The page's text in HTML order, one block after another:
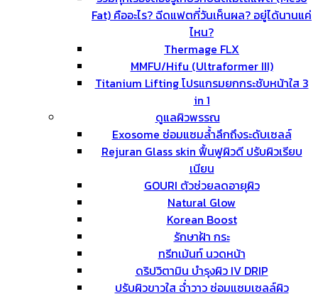
Fat) คืออะไร? ฉีดแฟตกี่วันเห็นผล? อยู่ได้นานแค่
ไหน?
Thermage FLX
MMFU/Hifu (Ultraformer III)
Titanium Lifting โปรแกรมยกกระชับหน้าใส 3
in 1
ดูแลผิวพรรณ
Exosome ซ่อมแซมล้ำลึกถึงระดับเซลล์
Rejuran Glass skin ฟื้นฟูผิวดี ปรับผิวเรียบ
เนียน
GOURI ตัวช่วยลดอายุผิว
Natural Glow
Korean Boost
รักษาฝ้า กระ
ทรีทเม้นท์ นวดหน้า
ดริปวิตามิน บำรุงผิว IV DRIP
ปรับผิวขาวใส ฉ่ำวาว ซ่อมแซมเซลล์ผิว